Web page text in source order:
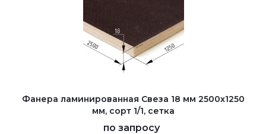
Фанера ламинированная Свеза 18 мм 2500x1250
мм, сорт 1/1, сетка
по запросу